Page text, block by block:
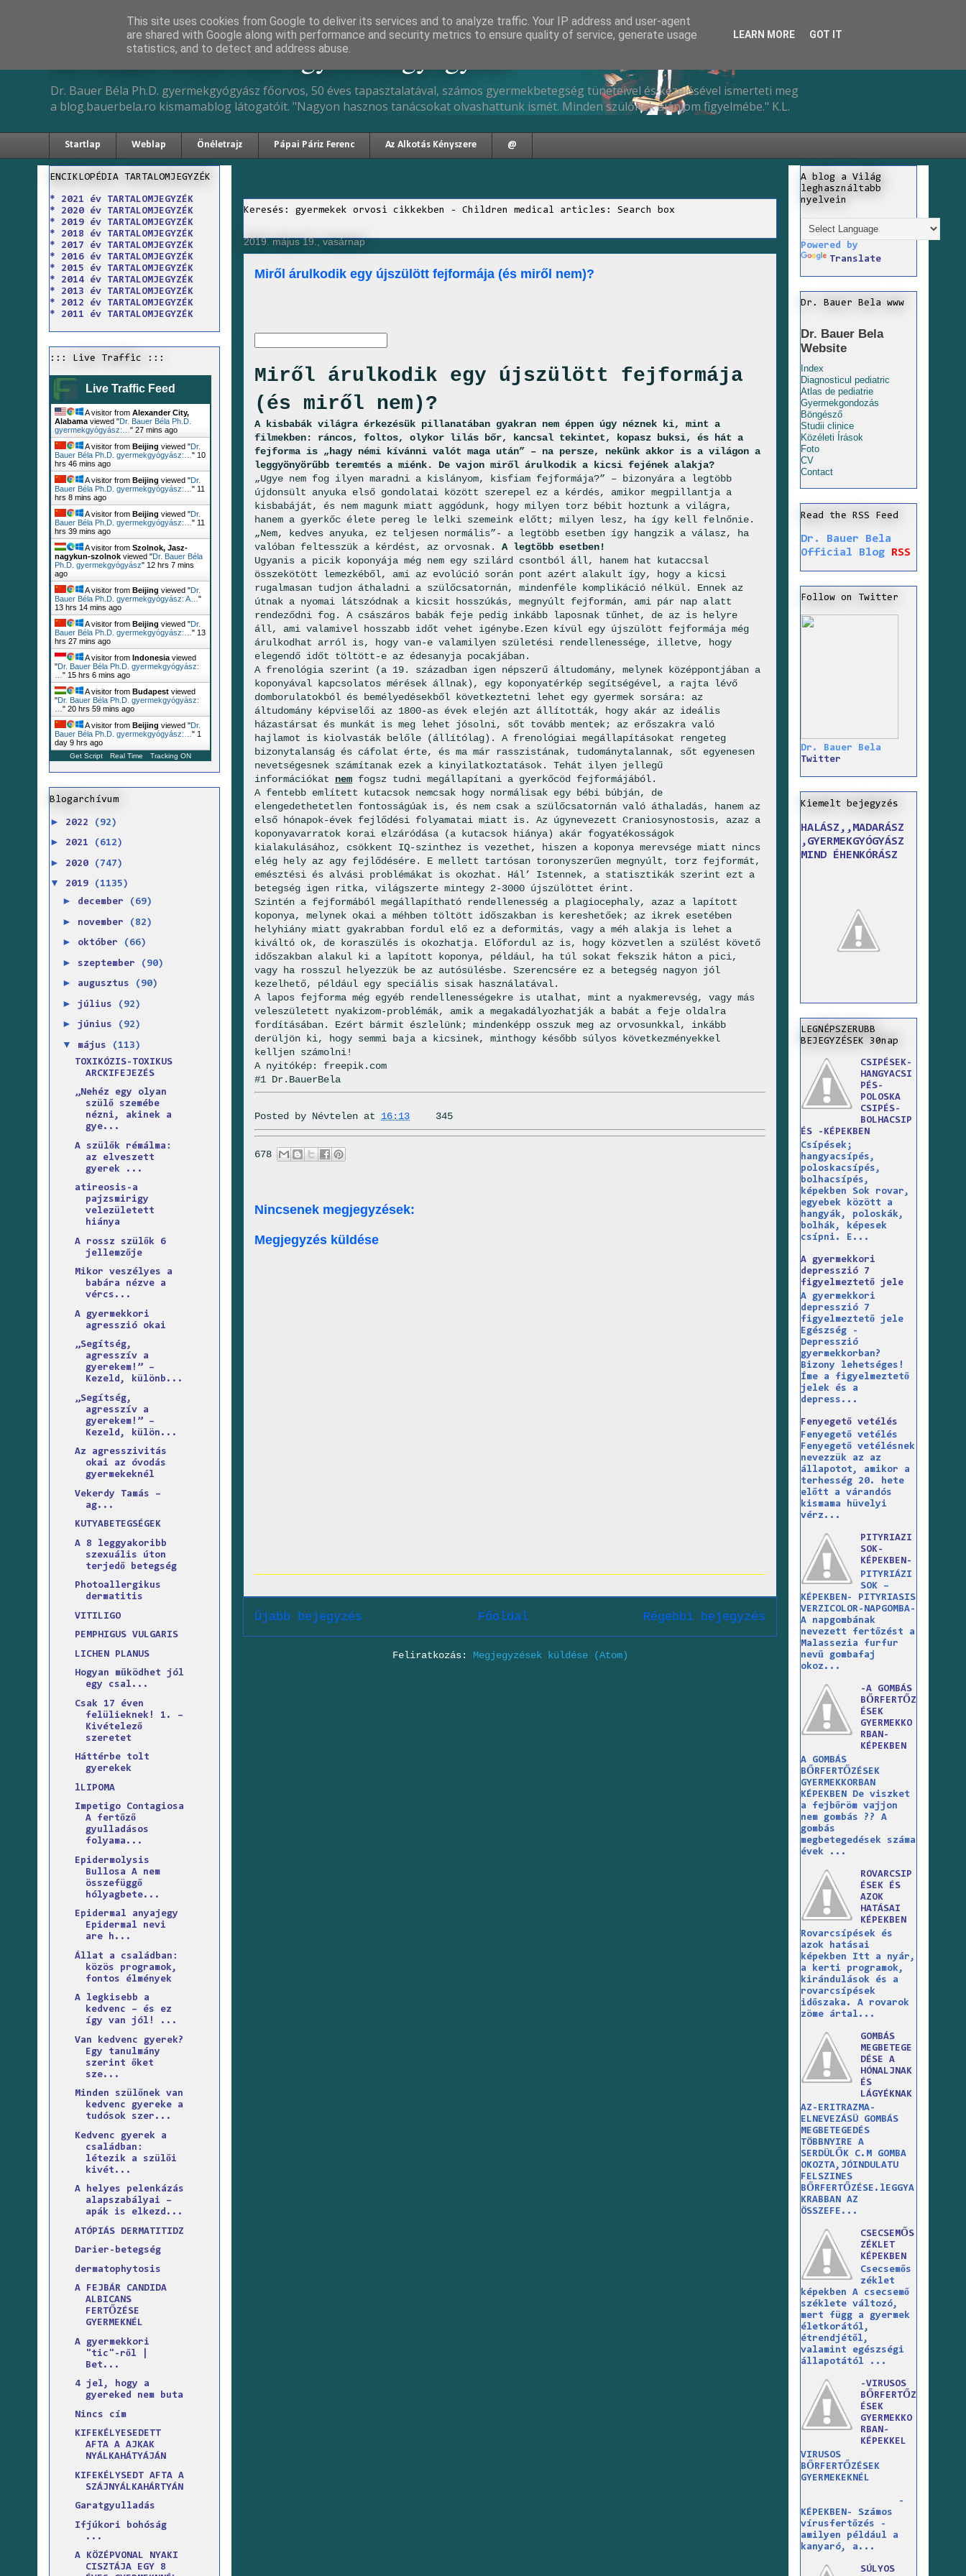
Dr. Bauer Béla Ph.D. gyermekgyógyász
Dr. Bauer Béla Ph.D. gyermekgyógyász főorvos, 50 éves tapasztalatával, számos gyermekbetegség tüneteivel és kezelésével ismerteti meg
a blog.bauerbela.ro kismamablog látogatóit. "Nagyon hasznos tanácsokat olvashattunk ismét. Minden szülőnek ajánlom figyelmébe." K.L.
Startlap Weblap Önéletrajz Pápai Páriz Ferenc Az Alkotás Kényszere @
Keresés: gyermekek orvosi cikkekben - Children medical articles: Search box
2019. május 19., vasárnap
Miről árulkodik egy újszülött fejformája (és miről nem)?
Miről árulkodik egy újszülött fejformája
(és miről nem)?
A kisbabák világra érkezésük pillanatában gyakran nem éppen úgy néznek ki, mint a
filmekben: ráncos, foltos, olykor lilás bőr, kancsal tekintet, kopasz buksi, és hát a
fejforma is „hagy némi kívánni valót maga után” – na persze, nekünk akkor is a világon a
leggyönyörűbb teremtés a miénk. De vajon miről árulkodik a kicsi fejének alakja?
„Ugye nem fog ilyen maradni a kislányom, kisfiam fejformája?” – bizonyára a legtöbb
újdonsült anyuka első gondolatai között szerepel ez a kérdés, amikor megpillantja a
kisbabáját, és nem magunk miatt aggódunk, hogy milyen torz bébit hoztunk a világra,
hanem a gyerkőc élete pereg le lelki szemeink előtt; milyen lesz, ha így kell felnőnie.
„Nem, kedves anyuka, ez teljesen normális”- a legtöbb esetben így hangzik a válasz, ha
valóban feltesszük a kérdést, az orvosnak. A legtöbb esetben!
Ugyanis a picik koponyája még nem egy szilárd csontból áll, hanem hat kutaccsal
összekötött lemezkéből, ami az evolúció során pont azért alakult így, hogy a kicsi
rugalmasan tudjon áthaladni a szülőcsatornán, mindenféle komplikáció nélkül. Ennek az
útnak a nyomai látszódnak a kicsit hosszúkás, megnyúlt fejformán, ami pár nap alatt
rendeződni fog. A császáros babák feje pedig inkább laposnak tűnhet, de az is helyre
áll, ami valamivel hosszabb időt vehet igénybe.Ezen kívül egy újszülött fejformája még
árulkodhat arról is, hogy van-e valamilyen születési rendellenessége, illetve, hogy
elegendő időt töltött-e az édesanyja pocakjában.
A frenológia szerint (a 19. században igen népszerű áltudomány, melynek középpontjában a
koponyával kapcsolatos mérések állnak), egy koponyatérkép segítségével, a rajta lévő
domborulatokból és bemélyedésekből következtetni lehet egy gyermek sorsára: az
áltudomány képviselői az 1800-as évek elején azt állították, hogy akár az ideális
házastársat és munkát is meg lehet jósolni, sőt tovább mentek; az erőszakra való
hajlamot is kiolvasták belőle (állítólag). A frenológiai megállapításokat rengeteg
bizonytalanság és cáfolat érte, és ma már rasszistának, tudománytalannak, sőt egyenesen
nevetségesnek számítanak ezek a kinyilatkoztatások. Tehát ilyen jellegű
információkat nem fogsz tudni megállapítani a gyerkőcöd fejformájából.
A fentebb említett kutacsok nemcsak hogy normálisak egy bébi búbján, de
elengedethetetlen fontosságúak is, és nem csak a szülőcsatornán való áthaladás, hanem az
első hónapok-évek fejlődési folyamatai miatt is. Az úgynevezett Craniosynostosis, azaz a
koponyavarratok korai elzáródása (a kutacsok hiánya) akár fogyatékosságok
kialakulásához, csökkent IQ-szinthez is vezethet, hiszen a koponya merevsége miatt nincs
elég hely az agy fejlődésére. E mellett tartósan toronyszerűen megnyúlt, torz fejformát,
emésztési és alvási problémákat is okozhat. Hál’ Istennek, a statisztikák szerint ezt a
betegség igen ritka, világszerte mintegy 2-3000 újszülöttet érint.
Szintén a fejformából megállapítható rendellenesség a plagiocephaly, azaz a lapított
koponya, melynek okai a méhben töltött időszakban is kereshetőek; az ikrek esetében
helyhiány miatt gyakrabban fordul elő ez a deformitás, vagy a méh alakja is lehet a
kiváltó ok, de koraszülés is okozhatja. Előfordul az is, hogy közvetlen a szülést követő
időszakban alakul ki a lapított koponya, például, ha túl sokat fekszik háton a pici,
vagy ha rosszul helyezzük be az autósülésbe. Szerencsére ez a betegség nagyon jól
kezelhető, például egy speciális sisak használatával.
A lapos fejforma még egyéb rendellenességekre is utalhat, mint a nyakmerevség, vagy más
veleszületett nyakizom-problémák, amik a megakadályozhatják a babát a feje oldalra
fordításában. Ezért bármit észlelünk; mindenképp osszuk meg az orvosunkkal, inkább
derüljön ki, hogy semmi baja a kicsinek, minthogy később súlyos következményekkel
kelljen számolni!
A nyitókép: freepik.com
#1 Dr.BauerBela
Posted by Névtelen at 16:13 345
678
Nincsenek megjegyzések:
Megjegyzés küldése
Újabb bejegyzés Régebbi bejegyzés
Főoldal
Feliratkozás: Megjegyzések küldése (Atom)
ENCIKLOPÉDIA TARTALOMJEGYZÉK
* 2021 év TARTALOMJEGYZÉK
* 2020 év TARTALOMJEGYZÉK
* 2019 év TARTALOMJEGYZÉK
* 2018 év TARTALOMJEGYZÉK
* 2017 év TARTALOMJEGYZÉK
* 2016 év TARTALOMJEGYZÉK
* 2015 év TARTALOMJEGYZÉK
* 2014 év TARTALOMJEGYZÉK
* 2013 év TARTALOMJEGYZÉK
* 2012 év TARTALOMJEGYZÉK
* 2011 év TARTALOMJEGYZÉK
::: Live Traffic :::
Live Traffic Feed
A visitor from Alexander City,
Alabama viewed "Dr. Bauer Béla Ph.D.
gyermekgyógyász:… " 27 mins ago
A visitor from Beijing viewed "Dr.
Bauer Béla Ph.D. gyermekgyógyász:… " 10
hrs 46 mins ago
A visitor from Beijing viewed "Dr.
Bauer Béla Ph.D. gyermekgyógyász:… " 11
hrs 8 mins ago
A visitor from Beijing viewed "Dr.
Bauer Béla Ph.D. gyermekgyógyász:… " 11
hrs 39 mins ago
A visitor from Szolnok, Jasz-
nagykun-szolnok viewed "Dr. Bauer Béla
Ph.D. gyermekgyógyász" 12 hrs 7 mins
ago
A visitor from Beijing viewed "Dr.
Bauer Béla Ph.D. gyermekgyógyász: A… "
13 hrs 14 mins ago
A visitor from Beijing viewed "Dr.
Bauer Béla Ph.D. gyermekgyógyász:… " 13
hrs 27 mins ago
A visitor from Indonesia viewed
"Dr. Bauer Béla Ph.D. gyermekgyógyász:
" 15 hrs 6 mins ago
A visitor from Budapest viewed
"Dr. Bauer Béla Ph.D. gyermekgyógyász:
" 20 hrs 59 mins ago
A visitor from Beijing viewed "Dr.
Bauer Béla Ph.D. gyermekgyógyász:… " 1
day 9 hrs ago
Get Script Real Time Tracking ON
Blogarchívum
► 2022 (92)
► 2021 (612)
► 2020 (747)
▼ 2019 (1135)
► december (69)
► november (82)
► október (66)
► szeptember (90)
► augusztus (90)
► július (92)
► június (92)
▼ május
(113)
TOXIKÓZIS-TOXIKUS
ARCKIFEJEZÉS
„Nehéz egy olyan
szülő szemébe
nézni, akinek a
gye...
A szülők rémálma:
az elveszett
gyerek ...
atireosis-a
pajzsmirigy
velezületett
hiánya
A rossz szülők 6
jellemzője
Mikor veszélyes a
babára nézve a
vércs...
A gyermekkori
agresszió okai
„Segítség,
agresszív a
gyerekem!” –
Kezeld, különb...
„Segítség,
agresszív a
gyerekem!” –
Kezeld, külön...
Az agresszivitás
okai az óvodás
gyermekeknél
Vekerdy Tamás –
ag...
KUTYABETEGSÉGEK
A 8 leggyakoribb
szexuális úton
terjedő betegség
Photoallergikus
dermatitis
VITILIGO
PEMPHIGUS VULGARIS
LICHEN PLANUS
Hogyan működhet jól
egy csal...
Csak 17 éven
felülieknek! 1. –
Kivételező
szeretet
Háttérbe tolt
gyerekek
lLIPOMA
Impetigo Contagiosa
A fertőző
gyulladásos
folyama...
Epidermolysis
Bullosa A nem
összefüggő
hólyagbete...
Epidermal anyajegy
Epidermal nevi
are h...
Állat a családban:
közös programok,
fontos élmények
A legkisebb a
kedvenc – és ez
így van jól! ...
Van kedvenc gyerek?
Egy tanulmány
szerint őket
sze...
Minden szülőnek van
kedvenc gyereke a
tudósok szer...
Kedvenc gyerek a
családban:
létezik a szülői
kivét...
A helyes pelenkázás
alapszabályai –
apák is elkezd...
ATÓPIÁS DERMATITIDZ
Darier-betegség
dermatophytosis
A FEJBÁR CANDIDA
ALBICANS
FERTŐZÉSE
GYERMEKNÉL
A gyermekkori
"tic"-ről |
Bet...
4 jel, hogy a
gyereked nem buta
Nincs cím
KIFEKÉLYESEDETT
AFTA A AJKAK
NYÁLKAHÁTYÁJÁN
KIFEKÉLYSEDT AFTA A
SZÁJNYÁLKAHÁRTYÁN
Garatgyulladás
Ifjúkori bohóság
...
A KÖZÉPVONAL NYAKI
CISZTÁJA EGY 8
A blog a Világ
leghasználtabb
nyelvein
Powered by
Translate
Dr. Bauer Bela www
Dr. Bauer Bela
Website
Index
Diagnosticul pediatric
Atlas de pediatrie
Gyermekgondozás
Böngésző
Studii clinice
Közéleti Írások
Foto
CV
Contact
Read the RSS Feed
Dr. Bauer Bela
Official Blog
RSS
Follow on Twitter
Dr. Bauer Bela
Twitter
Kiemelt bejegyzés
HALÁSZ,,MADARÁSZ
,GYERMEKGYÓGYÁSZ
MIND ÉHENKÓRÁSZ
LEGNÉPSZERUBB
BEJEGYZÉSEK 30nap
CSIPÉSEK-
HANGYACSI
PÉS-
POLOSKA
CSIPÉS-
BOLHACSIP
ÉS -KÉPEKBEN
Csípések;
hangyacsípés,
poloskacsípés,
bolhacsípés,
képekben Sok rovar,
egyebek között a
hangyák, poloskák,
bolhák, képesek
csípni. E...
A gyermekkori
depresszió 7
figyelmeztető jele
A gyermekkori
depresszió 7
figyelmeztető jele
Egészség -
Depresszió
gyermekkorban?
Bizony lehetséges!
Íme a figyelmeztető
jelek és a
depress...
Fenyegető vetélés
Fenyegető vetélés
Fenyegető vetélésnek
nevezzük az az
állapotot, amikor a
terhesség 20. hete
előtt a várandós
kismama hüvelyi
vérz...
PITYRIAZI
SOK-
KÉPEKBEN-
PITYRIÁZI
SOK –
KÉPEKBEN- PITYRIASIS
VERZICOLOR-NAPGOMBA-
A napgombának
nevezett fertőzést a
Malassezia furfur
nevű gombafaj
okoz...
-A GOMBÁS
BŐRFERTŐZ
ÉSEK
GYERMEKKO
RBAN-
KÉPEKBEN
A GOMBÁS
BŐRFERTŐZÉSEK
GYERMEKKORBAN
KÉPEKBEN De viszket
a fejbőröm vajjon
nem gombás ?? A
gombás
megbetegedések száma
évek ...
ROVARCSIP
ÉSEK ÉS
AZOK
HATÁSAI
KÉPEKBEN
Rovarcsípések és
azok hatásai
képekben Itt a nyár,
a kerti programok,
kirándulások és a
rovarcsípések
időszaka. A rovarok
zöme ártal...
GOMBÁS
MEGBETEGE
DÉSE A
HÓNALJNAK
ÉS
LÁGYÉKNAK
AZ-ERITRAZMA-
ELNEVEZÁSÜ GOMBÁS
MEGBETEGEDÉS
TÖBBNYIRE A
SERDÜLŐK C.M GOMBA
OKOZTA,JÓINDULATU
FELSZINES
BŐRFERTŐZÉSE.lEGGYA
KRABBAN AZ
ÖSSZEFE...
CSECSEMŐS
ZÉKLET
KÉPEKBEN
Csecsemős
zéklet
képekben A csecsemő
széklete változó,
mert függ a gyermek
életkorától,
étrendjétől,
valamint egészségi
állapotától ...
-VIRUSOS
BŐRFERTŐZ
ÉSEK
GYERMEKKO
RBAN-
KÉPEKKEL
VIRUSOS
BŐRFERTŐZÉSEK
GYERMEKEKNÉL
-
KÉPEKBEN- Számos
vírusfertőzés -
amilyen például a
kanyaró, a...
SÚLYOS
This site uses cookies from Google to deliver its services and to analyze traffic. Your IP address and user-agent
are shared with Google along with performance and security metrics to ensure quality of service, generate usage
statistics, and to detect and address abuse.
LEARN MORE GOT IT